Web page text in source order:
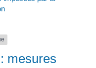
mesures